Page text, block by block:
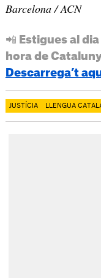
Barcelona / ACN
📲 Estigues al
hora de
Descarrega’t
JUSTÍCIA LLENGUA